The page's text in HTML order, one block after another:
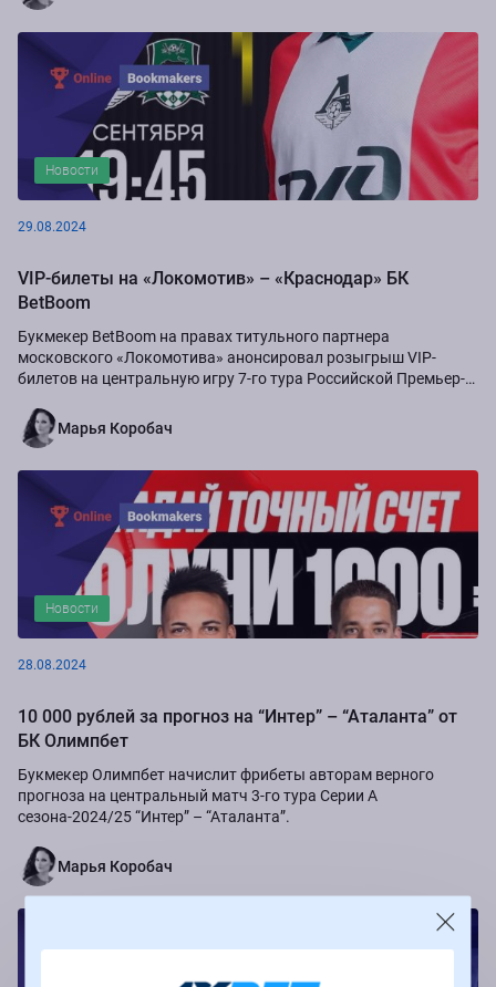
Новости
29.08.2024
VIP-билеты на «Локомотив» – «Краснодар» БК
BetBoom
Букмекер BetBoom на правах титульного партнера
московского «Локомотива» анонсировал розыгрыш VIP-
билетов на центральную игру 7-го тура Российской Премьер-
Марья Коробач
Новости
28.08.2024
10 000 рублей за прогноз на “Интер” – “Аталанта” от
БК Олимпбет
Букмекер Олимпбет начислит фрибеты авторам верного
прогноза на центральный матч 3-го тура Серии А
сезона-2024/25 “Интер” – “Аталанта”.
Марья Коробач